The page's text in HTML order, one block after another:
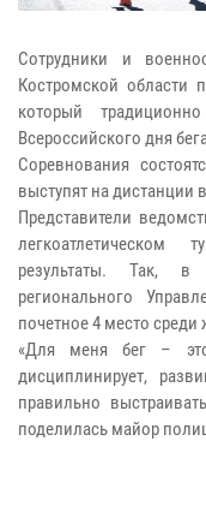
Сотрудники и
Костромской области
который
Всероссийского дня
Соревнования
выступят на дистанции
Представители
результаты. Так,
регионального
почетное 4 место
«Для меня бег –
дисциплинирует,
правильно
поделилась майор